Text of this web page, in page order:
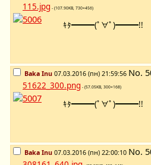
115.jpg - (107.90KB, 730×456)
ｷﾀ━━━(ﾟ∀ﾟ)━━━!!
Baka Inu 07.03.2016 (пн) 21:59:56 No.
51622_300.png - (57.05KB, 300×168)
ｷﾀ━━━(ﾟ∀ﾟ)━━━!!
Baka Inu 07.03.2016 (пн) 22:00:10 No.